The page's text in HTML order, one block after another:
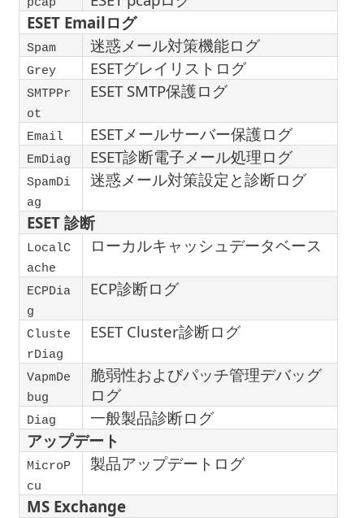
ESET Emailログ
Spam 迷惑メール対策機能ログ
Grey ESETグレイリストログ
SMTPPr
ot
ESET SMTP保護ログ
Email ESETメールサーバー保護ログ
EmDiag ESET診断電子メール処理ログ
SpamDi
ag
迷惑メール対策設定と診断ログ
ESET 診断
LocalC
ache
ローカルキャッシュデータベース
ECPDia
g
ECP診断ログ
Cluste
rDiag
ESET Cluster診断ログ
VapmDe
bug
脆弱性およびパッチ管理デバッグ
ログ
Diag
一般製品診断ログ
アップデート
MicroP
cu
製品アップデートログ
MS Exchange